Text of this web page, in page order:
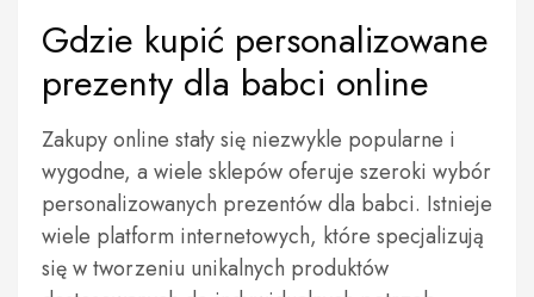
Gdzie kupić personalizowane
prezenty dla babci online
Zakupy online stały się niezwykle popularne i
wygodne, a wiele sklepów oferuje szeroki wybór
personalizowanych prezentów dla babci. Istnieje
wiele platform internetowych, które specjalizują
się w tworzeniu unikalnych produktów